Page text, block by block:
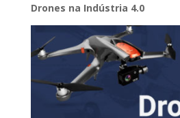
Drones na Indústria 4.0